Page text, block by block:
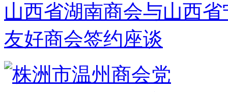
山西省湖南商会与山西
友好商会签约座谈